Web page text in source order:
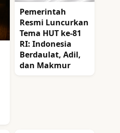
Pemerintah
Resmi Luncurkan
Tema HUT ke-81
RI: Indonesia
Berdaulat, Adil,
dan Makmur